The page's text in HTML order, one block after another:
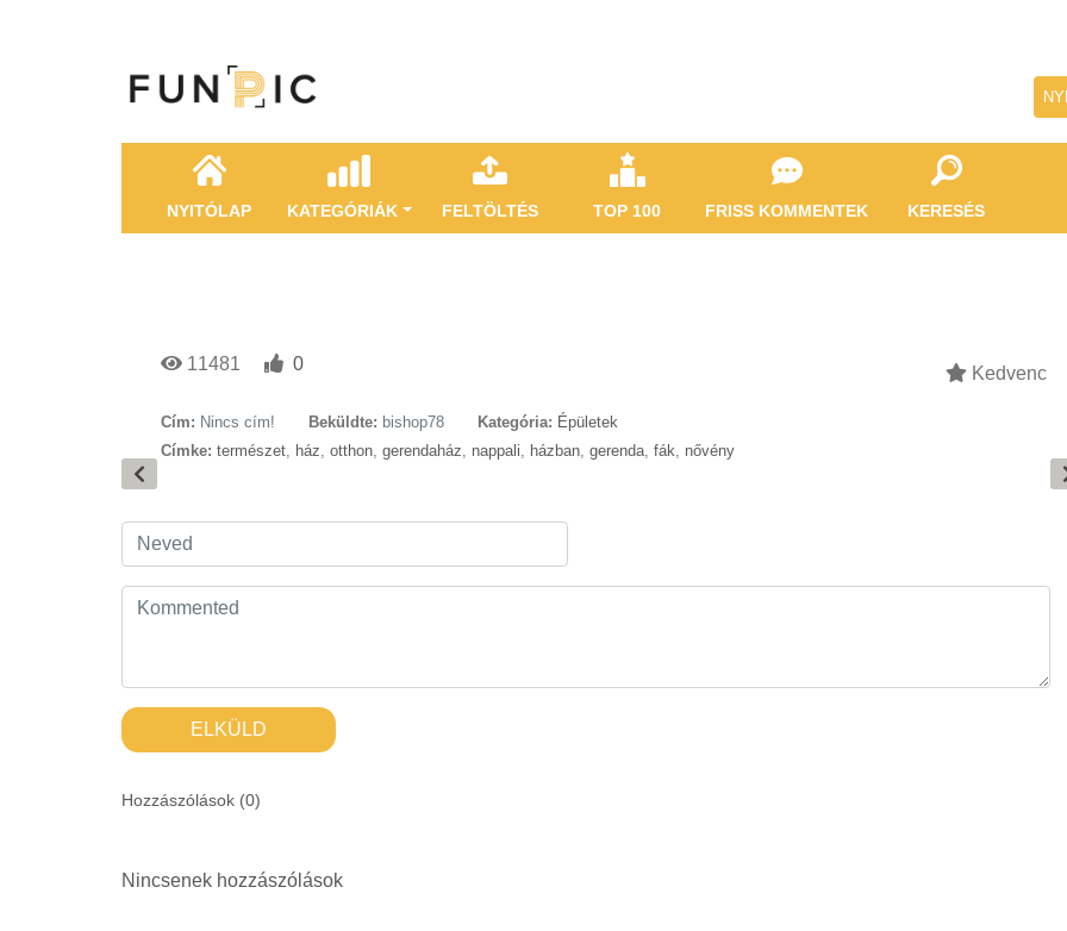
NYITÓLAP KATEGÓRIÁK FELTÖLTÉS TOP 100 FRISS KOMMENTEK KERESÉS
11481 0 Kedvenc
Cím: Nincs cím! Beküldte: bishop78 Kategória: Épületek
Címke: természet, ház, otthon, gerendaház, nappali, házban, gerenda, fák, nővény
ELKÜLD
Hozzászólások (0)
Nincsenek hozzászólások